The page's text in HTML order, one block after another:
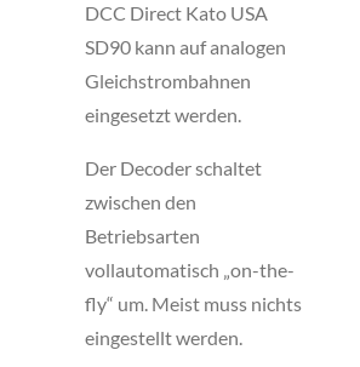
DCC Direct Kato USA
SD90 kann auf analogen
Gleichstrombahnen
eingesetzt werden.
Der Decoder schaltet
zwischen den
Betriebsarten
vollautomatisch „on-the-
fly“ um. Meist muss nichts
eingestellt werden.